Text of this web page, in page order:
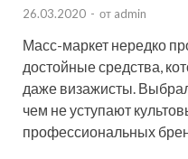
26.03.2020 - от admin
Масс-маркет нередко
достойные средства,
даже визажисты.
чем не уступают
профессиональных